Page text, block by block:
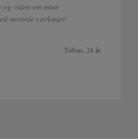
viden om mine
mentale værktøjer.
Tobias, 24 år